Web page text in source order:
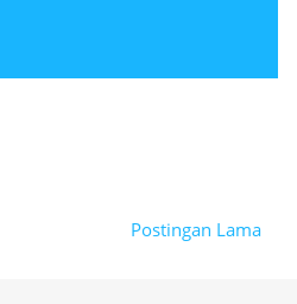
Postingan Lama